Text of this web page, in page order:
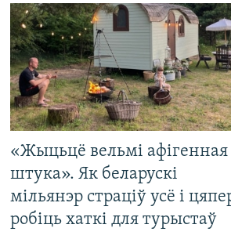
«Жыцьцё вельмі афігенная
штука». Як беларускі
мільянэр страціў усё і
робіць хаткі для турыстаў